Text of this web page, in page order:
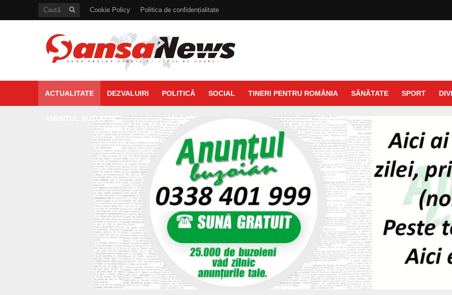
Cookie Policy Politica de confidențialitate
ACTUALITATE DEZVALUIRI POLITICĂ SOCIAL TINERI PENTRU ROMÂNIA SĂNĂTATE SPORT
ANUNTUL BUZOIAN